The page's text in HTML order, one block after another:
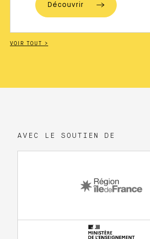
Découvrir
VOIR TOUT >
AVEC LE SOUTIEN DE